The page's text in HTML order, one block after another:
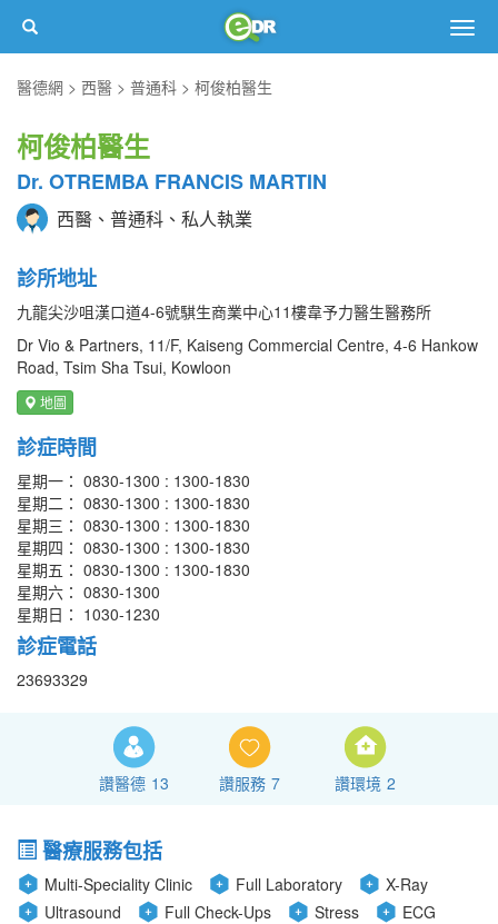
醫德網
西醫 普通科 柯俊柏醫生
柯俊柏醫生
Dr. OTREMBA FRANCIS MARTIN
西醫、普通科、私人執業
診所地址
九龍尖沙咀漢口道4-6號騏生商業中心11樓韋予力醫生醫務所
Dr Vio & Partners, 11/F, Kaiseng Commercial Centre, 4-6 Hankow
Road, Tsim Sha Tsui, Kowloon
地圖
診症時間
星期一： 0830-1300 : 1300-1830
星期二： 0830-1300 : 1300-1830
星期三： 0830-1300 : 1300-1830
星期四： 0830-1300 : 1300-1830
星期五： 0830-1300 : 1300-1830
星期六： 0830-1300
星期日： 1030-1230
診症電話
23693329
讚醫德 13 讚服務 7 讚環境 2
醫療服務包括
Multi-Speciality Clinic Full Laboratory
X-Ray
Ultrasound
Full Check-Ups Stress
ECG